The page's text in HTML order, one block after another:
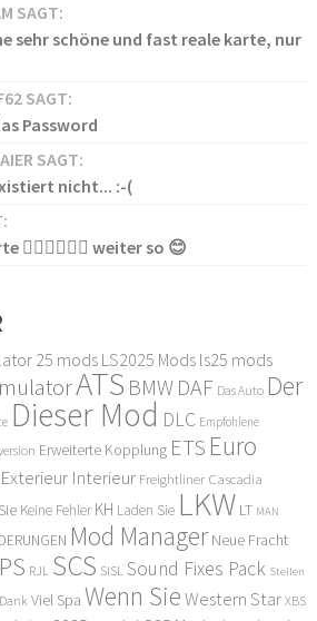
SAGT:
sehr schöne und fast reale karte, nur
SAGT:
Password
SAGT:
nicht... :-(
👍🏻👍🏻👍🏻 weiter so 😊
25 mods LS2025 Mods ls25 mods
ATS BMW DAF Das Auto Der
Dieser Mod DLC Empfohlene
Erweiterte Kopplung ETS Euro
Exterieur Interieur Freightliner Cascadia
Keine Fehler KH Laden Sie LKW LT MAN
Mod Manager Neue Fracht
PS RJL SCS SISLSound Fixes Pack Stellen
Viel Spa Wenn Sie Western Star XBS